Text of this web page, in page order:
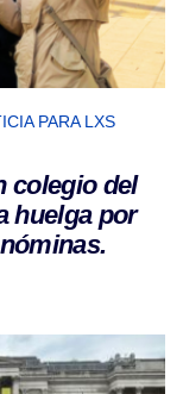
PARA LXS
colegio del
huelga por